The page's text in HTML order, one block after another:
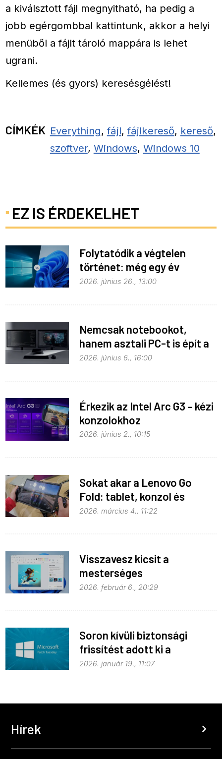
a kiválsztott fájl megnyitható, ha pedig a
jobb egérgombbal kattintunk, akkor a helyi
menüből a fájlt tároló mappára is lehet
ugrani.
Kellemes (és gyors) keresésgélést!
CÍMKÉK Everything,fájl,fájlkereső, kereső,
szoftver, Windows, Windows 10
EZ IS ÉRDEKELHET
Folytatódik a végtelen
történet: még egy év
haladék a Windows 10-nek
2026. június 26., 13:00
Nemcsak notebookot,
hanem asztali PC-t is épít a
Microsoft az RTX Spark köré
2026. június 6., 16:00
Érkezik az Intel Arc G3 – kézi
konzolokhoz
2026. június 2., 10:15
Sokat akar a Lenovo Go
Fold: tablet, konzol és
notebook egyben
2026. március 4., 11:22
Visszavesz kicsit a
mesterséges
intelligenciából a Microsoft
2026. február 6., 20:29
Soron kívüli biztonsági
frissítést adott ki a
Microsoft
2026. január 19., 11:07
Hírek chevron_right